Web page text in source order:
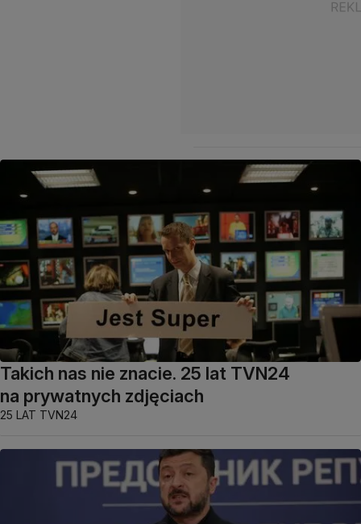
Takich nas nie znacie. 25 lat TVN24
na prywatnych zdjęciach
25 LAT TVN24